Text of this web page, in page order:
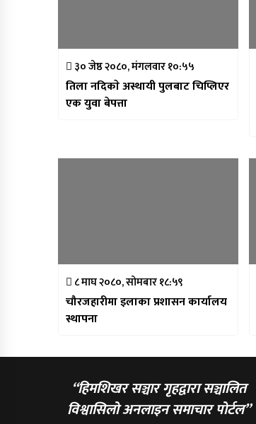
३० जेष्ठ २०८०, मंगलवार १०:५५
तिला नदिकाे अस्थायी पुलबाट चिप्लिएर
एक युवा बेपत्ता
८ माघ २०८०, सोमबार १८:५९
चौरजहारीमा इलाका प्रशासन कार्यालय
स्थापना
“हिमशिखर सञ्चार गृहद्वारा सञ्चालित
विश्वासिलो अनलाइन समाचार पोर्टल”